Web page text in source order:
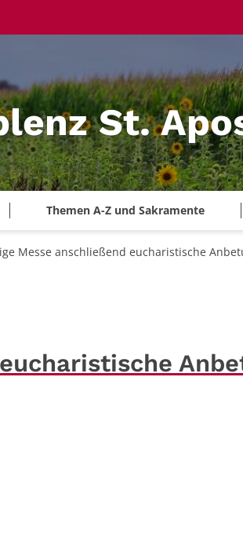
St.
Themen A-Z und Sakramente
Messe anschließend eucharistische